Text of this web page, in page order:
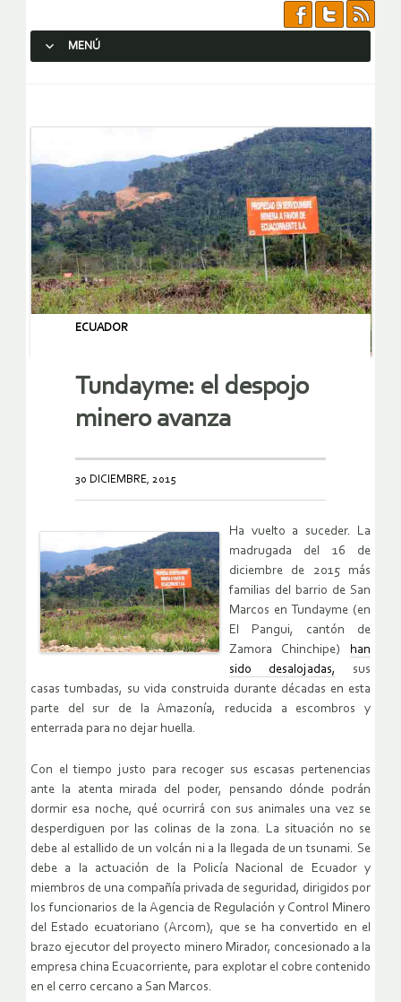
MENÚ
ECUADOR
Tundayme: el despojo
minero avanza
30 DICIEMBRE, 2015
Ha vuelto a suceder. La
madrugada del 16 de
diciembre de 2015 más
familias del barrio de San
Marcos en Tundayme (en
El Pangui, cantón de
Zamora Chinchipe)
han
sido desalojadas,
sus
casas tumbadas, su vida construida durante décadas en esta
parte del sur de la Amazonía, reducida a escombros y
enterrada para no dejar huella.
Con el tiempo justo para recoger sus escasas pertenencias
ante la atenta mirada del poder, pensando dónde podrán
dormir esa noche, qué ocurrirá con sus animales una vez se
desperdiguen por las colinas de la zona. La situación no se
debe al estallido de un volcán ni a la llegada de un tsunami. Se
debe a la actuación de la Policía Nacional de Ecuador y
miembros de una compañía privada de seguridad, dirigidos por
los funcionarios de la Agencia de Regulación y Control Minero
del Estado ecuatoriano (Arcom), que se ha convertido en el
brazo ejecutor del proyecto minero Mirador, concesionado a la
empresa china Ecuacorriente, para explotar el cobre contenido
en el cerro cercano a San Marcos.